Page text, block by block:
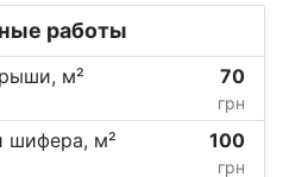
работы
м² 70
грн
шифера, м² 100
грн